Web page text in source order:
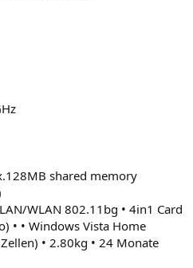
shared memory
WLAN 802.11bg • 4in1 Card
• • Windows Vista Home
• 2.80kg • 24 Monate